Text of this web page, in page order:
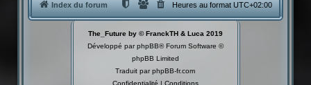
Index du forum Heures au formatUTC+02:00
The_Future by © FranckTH & Luca 2019
Développé parphpBB® Forum Software ©
phpBB Limited
Traduit parphpBB-fr.com